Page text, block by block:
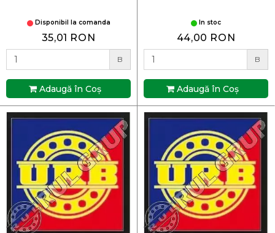
Disponibil la comanda
35,01 RON
B
Adaugă în Coş
In stoc
44,00 RON
B
Adaugă în Coş